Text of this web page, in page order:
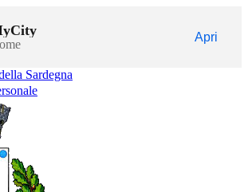
Apri
Sardegna